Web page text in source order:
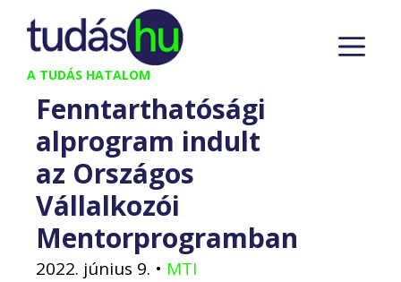
Kilépés
tartalomba
A TUDÁS HATALOM
Fenntarthatósági
alprogram indult
az Országos
Vállalkozói
Mentorprogramban
2022. június 9. • MTI